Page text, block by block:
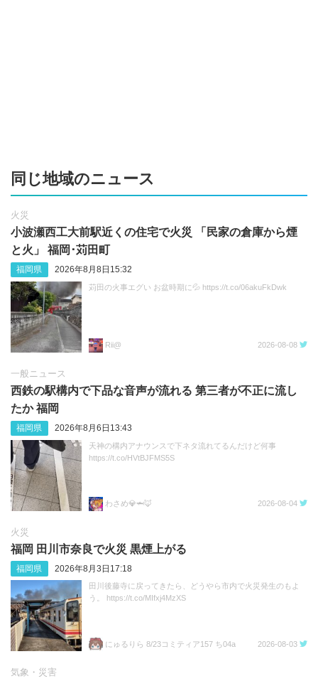
同じ地域のニュース
火災
小波瀬西工大前駅近くの住宅で火災 「民家の倉庫から煙
と火」 福岡･苅田町
福岡県 2026年8月8日15:32
苅田の火事エグい お盆時期に💦 https://t.co/06akuFkDwk
Rii@ 2026-08-08
一般ニュース
西鉄の駅構内で下品な音声が流れる 第三者が不正に流し
たか 福岡
福岡県 2026年8月6日13:43
天神の構内アナウンスで下ネタ流れてるんだけど何事
https://t.co/HVtBJFMS5S
わさめ💎🦈🦊 2026-08-04
火災
福岡 田川市奈良で火災 黒煙上がる
福岡県 2026年8月3日17:18
田川後藤寺に戻ってきたら、どうやら市内で火災発生のもよ
う。 https://t.co/MIfxj4MzXS
にゅるりら 8/23コミティア157 ち04a 2026-08-03
気象・災害